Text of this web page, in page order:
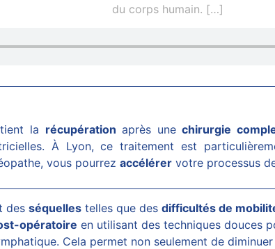
du corps humain. […]
la récupération après unechirurgie
À Lyon, ce traitement est
vous pourrezaccélérer votre processus
desséquelles telles que desdifficultés de
opératoire en utilisant des techniques douces
Cela permet non seulement de